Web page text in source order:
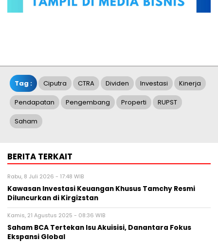
Tag : Ciputra CTRA Dividen Investasi Kinerja
Pendapatan Pengembang Properti RUPST
Saham
BERITA TERKAIT
Rabu, 8 Juli 2026 - 17:48 WIB
Kawasan Investasi Keuangan Khusus Tamchy Resmi
Diluncurkan di Kirgizstan
Kamis, 21 Agustus 2025 - 08:36 WIB
Saham BCA Tertekan Isu Akuisisi, Danantara Fokus
Ekspansi Global